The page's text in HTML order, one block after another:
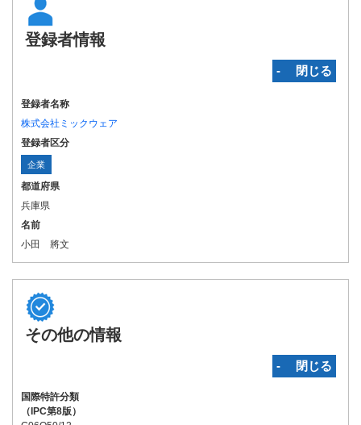
登録者情報
‐ 閉じる
登録者名称
株式会社ミックウェア
登録者区分
企業
都道府県
兵庫県
名前
小田 將文
その他の情報
‐ 閉じる
国際特許分類
（IPC第8版）